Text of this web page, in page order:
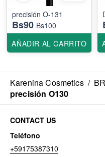
precisión O-131
Bs90 Bs100
AÑADIR AL CARRITO
Karenina Cosmetics /
precisión O130
CONTACT US
Teléfono
+59175387310